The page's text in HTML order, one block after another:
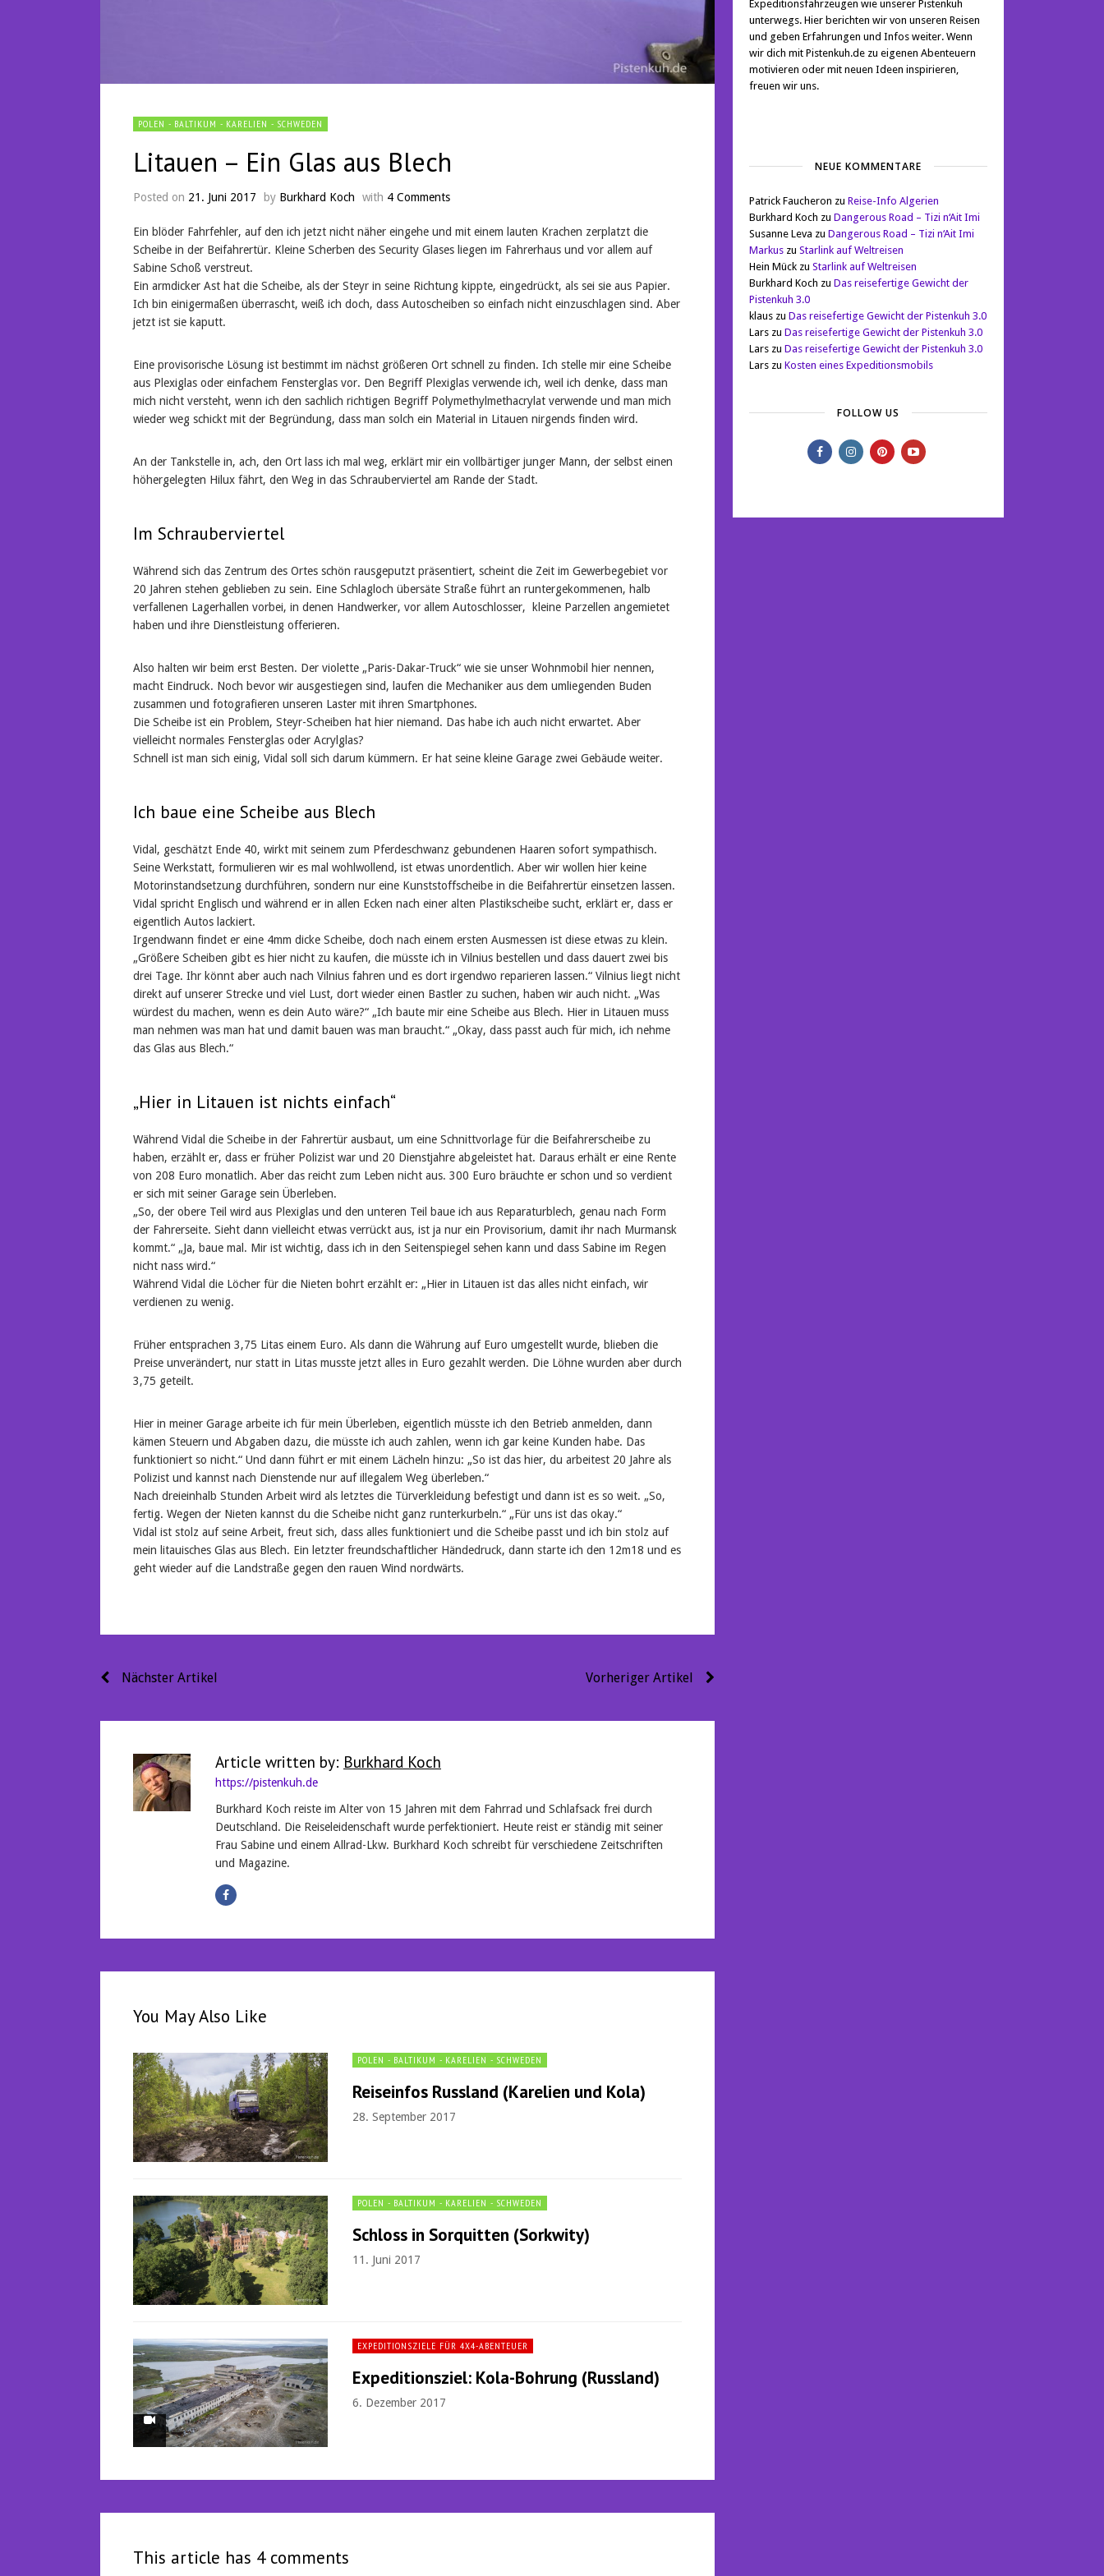
POLEN - BALTIKUM - KARELIEN - SCHWEDEN
Litauen – Ein Glas aus Blech
Posted on 21. Juni 2017 by Burkhard Koch with 4 Comments
Ein blöder Fahrfehler, auf den ich jetzt nicht näher eingehe und mit einem lauten Krachen zerplatzt die
Scheibe in der Beifahrertür. Kleine Scherben des Security Glases liegen im Fahrerhaus und vor allem auf
Sabine Schoß verstreut.
Ein armdicker Ast hat die Scheibe, als der Steyr in seine Richtung kippte, eingedrückt, als sei sie aus Papier.
Ich bin einigermaßen überrascht, weiß ich doch, dass Autoscheiben so einfach nicht einzuschlagen sind. Aber
jetzt ist sie kaputt.
Eine provisorische Lösung ist bestimmt im nächst größeren Ort schnell zu finden. Ich stelle mir eine Scheibe
aus Plexiglas oder einfachem Fensterglas vor. Den Begriff Plexiglas verwende ich, weil ich denke, dass man
mich nicht versteht, wenn ich den sachlich richtigen Begriff Polymethylmethacrylat verwende und man mich
wieder weg schickt mit der Begründung, dass man solch ein Material in Litauen nirgends finden wird.
An der Tankstelle in, ach, den Ort lass ich mal weg, erklärt mir ein vollbärtiger junger Mann, der selbst einen
höhergelegten Hilux fährt, den Weg in das Schrauberviertel am Rande der Stadt.
Im Schrauberviertel
Während sich das Zentrum des Ortes schön rausgeputzt präsentiert, scheint die Zeit im Gewerbegebiet vor
20 Jahren stehen geblieben zu sein. Eine Schlagloch übersäte Straße führt an runtergekommenen, halb
verfallenen Lagerhallen vorbei, in denen Handwerker, vor allem Autoschlosser, kleine Parzellen angemietet
haben und ihre Dienstleistung offerieren.
Also halten wir beim erst Besten. Der violette „Paris-Dakar-Truck“ wie sie unser Wohnmobil hier nennen,
macht Eindruck. Noch bevor wir ausgestiegen sind, laufen die Mechaniker aus dem umliegenden Buden
zusammen und fotografieren unseren Laster mit ihren Smartphones.
Die Scheibe ist ein Problem, Steyr-Scheiben hat hier niemand. Das habe ich auch nicht erwartet. Aber
vielleicht normales Fensterglas oder Acrylglas?
Schnell ist man sich einig, Vidal soll sich darum kümmern. Er hat seine kleine Garage zwei Gebäude weiter.
Ich baue eine Scheibe aus Blech
Vidal, geschätzt Ende 40, wirkt mit seinem zum Pferdeschwanz gebundenen Haaren sofort sympathisch.
Seine Werkstatt, formulieren wir es mal wohlwollend, ist etwas unordentlich. Aber wir wollen hier keine
Motorinstandsetzung durchführen, sondern nur eine Kunststoffscheibe in die Beifahrertür einsetzen lassen.
Vidal spricht Englisch und während er in allen Ecken nach einer alten Plastikscheibe sucht, erklärt er, dass er
eigentlich Autos lackiert.
Irgendwann findet er eine 4mm dicke Scheibe, doch nach einem ersten Ausmessen ist diese etwas zu klein.
„Größere Scheiben gibt es hier nicht zu kaufen, die müsste ich in Vilnius bestellen und dass dauert zwei bis
drei Tage. Ihr könnt aber auch nach Vilnius fahren und es dort irgendwo reparieren lassen.“ Vilnius liegt nicht
direkt auf unserer Strecke und viel Lust, dort wieder einen Bastler zu suchen, haben wir auch nicht. „Was
würdest du machen, wenn es dein Auto wäre?“ „Ich baute mir eine Scheibe aus Blech. Hier in Litauen muss
man nehmen was man hat und damit bauen was man braucht.“ „Okay, dass passt auch für mich, ich nehme
das Glas aus Blech.“
„Hier in Litauen ist nichts einfach“
Während Vidal die Scheibe in der Fahrertür ausbaut, um eine Schnittvorlage für die Beifahrerscheibe zu
haben, erzählt er, dass er früher Polizist war und 20 Dienstjahre abgeleistet hat. Daraus erhält er eine Rente
von 208 Euro monatlich. Aber das reicht zum Leben nicht aus. 300 Euro bräuchte er schon und so verdient
er sich mit seiner Garage sein Überleben.
„So, der obere Teil wird aus Plexiglas und den unteren Teil baue ich aus Reparaturblech, genau nach Form
der Fahrerseite. Sieht dann vielleicht etwas verrückt aus, ist ja nur ein Provisorium, damit ihr nach Murmansk
kommt.“ „Ja, baue mal. Mir ist wichtig, dass ich in den Seitenspiegel sehen kann und dass Sabine im Regen
nicht nass wird.“
Während Vidal die Löcher für die Nieten bohrt erzählt er: „Hier in Litauen ist das alles nicht einfach, wir
verdienen zu wenig.
Früher entsprachen 3,75 Litas einem Euro. Als dann die Währung auf Euro umgestellt wurde, blieben die
Preise unverändert, nur statt in Litas musste jetzt alles in Euro gezahlt werden. Die Löhne wurden aber durch
3,75 geteilt.
Hier in meiner Garage arbeite ich für mein Überleben, eigentlich müsste ich den Betrieb anmelden, dann
kämen Steuern und Abgaben dazu, die müsste ich auch zahlen, wenn ich gar keine Kunden habe. Das
funktioniert so nicht.“ Und dann führt er mit einem Lächeln hinzu: „So ist das hier, du arbeitest 20 Jahre als
Polizist und kannst nach Dienstende nur auf illegalem Weg überleben.“
Nach dreieinhalb Stunden Arbeit wird als letztes die Türverkleidung befestigt und dann ist es so weit. „So,
fertig. Wegen der Nieten kannst du die Scheibe nicht ganz runterkurbeln.“ „Für uns ist das okay.“
Vidal ist stolz auf seine Arbeit, freut sich, dass alles funktioniert und die Scheibe passt und ich bin stolz auf
mein litauisches Glas aus Blech. Ein letzter freundschaftlicher Händedruck, dann starte ich den 12m18 und es
geht wieder auf die Landstraße gegen den rauen Wind nordwärts.
Beitragsnavigation Vorheriger Artikel
Nächster Artikel
Article written by: Burkhard Koch
https://pistenkuh.de
Burkhard Koch reiste im Alter von 15 Jahren mit dem Fahrrad und Schlafsack frei durch
Deutschland. Die Reiseleidenschaft wurde perfektioniert. Heute reist er ständig mit seiner
Frau Sabine und einem Allrad-Lkw. Burkhard Koch schreibt für verschiedene Zeitschriften
und Magazine.
You May Also Like
POLEN - BALTIKUM - KARELIEN - SCHWEDEN
Reiseinfos Russland (Karelien und Kola)
28. September 2017
POLEN - BALTIKUM - KARELIEN - SCHWEDEN
Schloss in Sorquitten (Sorkwity)
11. Juni 2017
EXPEDITIONSZIELE FÜR 4X4-ABENTEUER
Expeditionsziel: Kola-Bohrung (Russland)
6. Dezember 2017
This article has 4 comments
Expeditionsfahrzeugen wie unserer Pistenkuh
unterwegs. Hier berichten wir von unseren Reisen
und geben Erfahrungen und Infos weiter. Wenn
wir dich mit Pistenkuh.de zu eigenen Abenteuern
motivieren oder mit neuen Ideen inspirieren,
freuen wir uns.
NEUE KOMMENTARE
Patrick Faucheron zu Reise-Info Algerien
Burkhard Koch zu Dangerous Road – Tizi n‘Ait Imi
Susanne Leva zu Dangerous Road – Tizi n‘Ait Imi
Markus zu Starlink auf Weltreisen
Hein Mück zu Starlink auf Weltreisen
Burkhard Koch zu Das reisefertige Gewicht der
Pistenkuh 3.0
klaus zu Das reisefertige Gewicht der Pistenkuh 3.0
Lars zu Das reisefertige Gewicht der Pistenkuh 3.0
Lars zu Das reisefertige Gewicht der Pistenkuh 3.0
Lars zu Kosten eines Expeditionsmobils
FOLLOW US